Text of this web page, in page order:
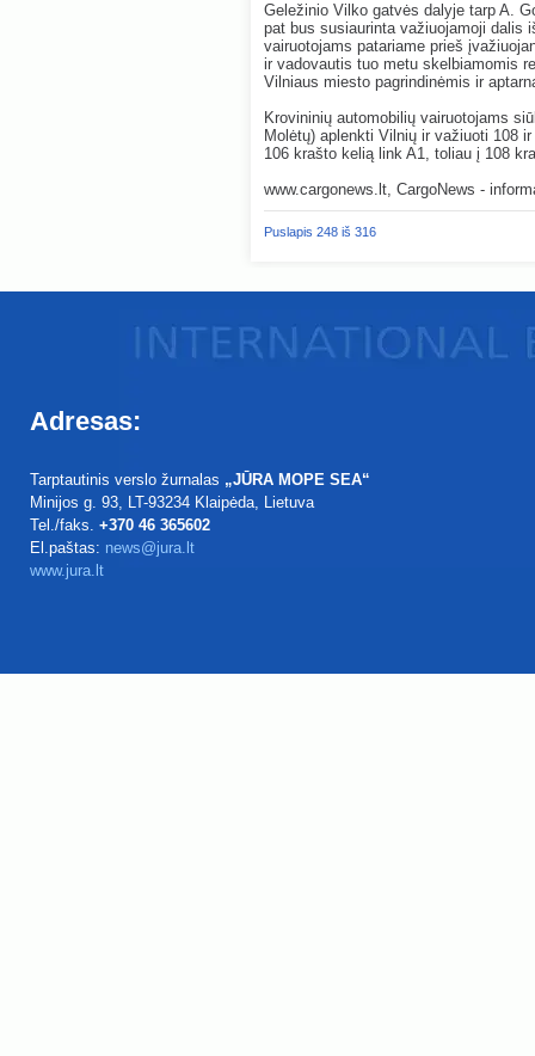
Geležinio Vilko gatvės dalyje tarp A.
pat bus susiaurinta važiuojamoji dalis
vairuotojams patariame prieš
ir vadovautis tuo metu skelbiamomis
Vilniaus miesto pagrindinėmis ir
Krovininių automobilių vairuotojams
Molėtų) aplenkti Vilnių ir važiuoti 108
106 krašto kelią link A1, toliau į 108
www.cargonews.lt, CargoNews -
Puslapis 248 iš 316
Adresas:
Tarptautinis verslo žurnalas „JŪRA MOPE SEA“
Minijos g. 93 , LT-93234 Klaipėda, Lietuva
Tel./faks. +370 46 365602
El.paštas: news@jura.lt
www.jura.lt